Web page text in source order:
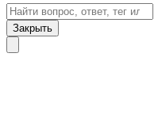
Закрыть